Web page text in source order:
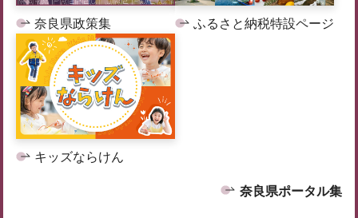
奈良県政策集 ふるさと納税特設ページ
キッズならけん
奈良県ポータル集